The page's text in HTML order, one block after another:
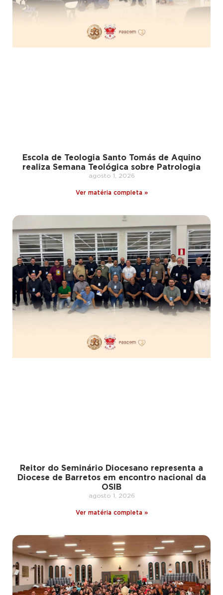
Escola de Teologia Santo Tomás de Aquino
realiza Semana Teológica sobre Patrologia
agosto 1, 2026
Ver matéria completa »
Reitor do Seminário Diocesano representa a
Diocese de Barretos em encontro nacional da
OSIB
agosto 1, 2026
Ver matéria completa »